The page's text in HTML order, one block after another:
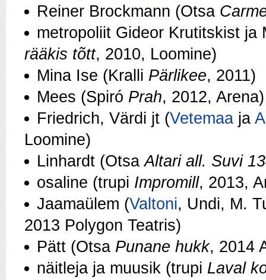
Reiner Brockmann (Otsa
metropoliit Gideor Krutitskist
rääkis tõtt, 2010, Loomine)
Mina Ise (Kralli Pärlikee, 2011)
Mees (Spiró Prah, 2012, Arena)
Friedrich, Värdi jt (Vetemaa ja
Loomine)
Linhardt (OtsaAltari all. Suvi
osaline (trupi Impromill, 2013,
Jaamaülem (Valtoni, Undi, M.
2013 Polygon Teatris)
Pätt (Otsa Punane hukk, 2014
näitleja ja muusik (trupi Laval